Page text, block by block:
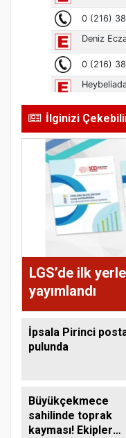
İlginizi
LGS’de ilk
yayımlandı
İpsala Pirinci
pulunda
Büyükçekmece
sahilinde toprak
kayması! Ekipler